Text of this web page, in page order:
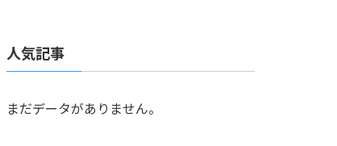
人気記事
まだデータがありません。